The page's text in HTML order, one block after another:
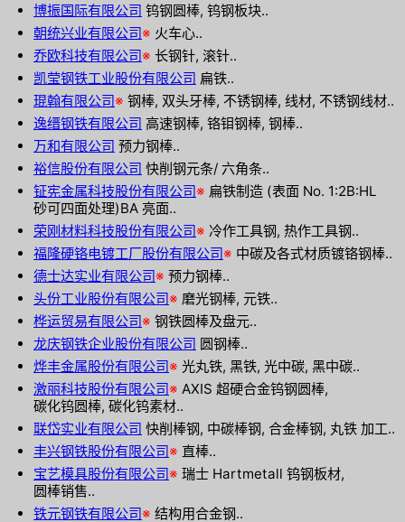
博振国际有限公司 钨钢圆棒, 钨钢板块..
朝统兴业有限公司※ 火车心..
乔欧科技有限公司※ 长钢针, 滚针..
凯莹钢铁工业股份有限公司 扁铁..
琨翰有限公司※ 钢棒, 双头牙棒, 不锈钢棒, 线材, 不锈钢线材..
逸缙钢铁有限公司 高速钢棒, 铬钼钢棒, 钢棒..
万和有限公司 预力钢棒..
裕信股份有限公司 快削钢元条/ 六角条..
钲宪金属科技股份有限公司※ 扁铁制造 (表面 No. 1:2B:HL
砂可四面处理)BA 亮面..
荣刚材料科技股份有限公司※ 冷作工具钢, 热作工具钢..
福隆硬铬电镀工厂股份有限公司※ 中碳及各式材质镀铬钢棒..
德士达实业有限公司※ 预力钢棒..
头份工业股份有限公司※ 磨光钢棒, 元铁..
桦运贸易有限公司※ 钢铁圆棒及盘元..
龙庆钢铁企业股份有限公司 圆钢棒..
烨丰金属股份有限公司※ 光丸铁, 黑铁, 光中碳, 黑中碳..
激丽科技股份有限公司※ AXIS 超硬合金钨钢圆棒,
碳化钨圆棒, 碳化钨素材..
联岱实业有限公司 快削棒钢, 中碳棒钢, 合金棒钢, 丸铁 加工..
丰兴钢铁股份有限公司※ 直棒..
宝艺模具股份有限公司※ 瑞士 Hartmetall 钨钢板材,
圆棒销售..
铁元钢铁有限公司※ 结构用合金钢..